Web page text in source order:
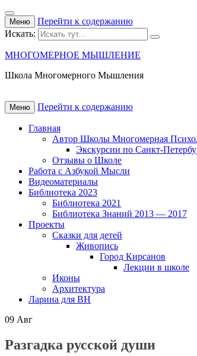
Меню
Перейти к содержанию
Искать:
МНОГОМЕРНОЕ МЫШЛЕНИЕ
Школа Многомерного Мышления
Меню Перейти к содержанию
Главная
Автор Школы Многомерная
Экскурсии по Санкт-
Отзывы о Школе
Работа с Азбукой Мысли
Видеоматериалы
Библиотека 2023
Библиотека 2021
Библиотека Знаний 2013 — 2017
Проекты
Сказки для детей
Живопись
Город Кирсанов
Лекции в школе
Иконы
Архитектура
Ларина для ВН
09 Авг
Разгадка русской души